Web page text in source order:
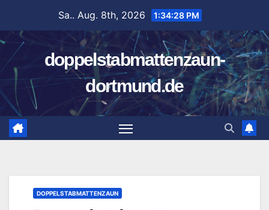
springen
Sa.. Aug. 8th, 2026 1:34:29 PM
doppelstabmattenzaun-
dortmund.de
DOPPELSTABMATTENZAUN